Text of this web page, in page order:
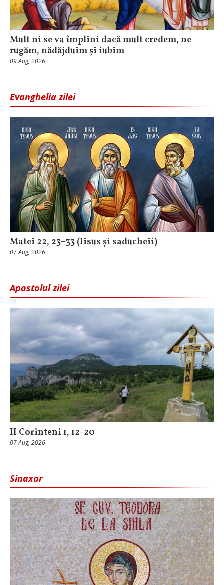
Mult ni se va împlini dacă mult credem, ne
rugăm, nădăjduim și iubim
09 Aug, 2026
Evanghelia zilei
Matei 22, 23–33 (Iisus și saducheii)
07 Aug, 2026
Apostolul zilei
II Corinteni 1, 12-20
07 Aug, 2026
Sinaxar